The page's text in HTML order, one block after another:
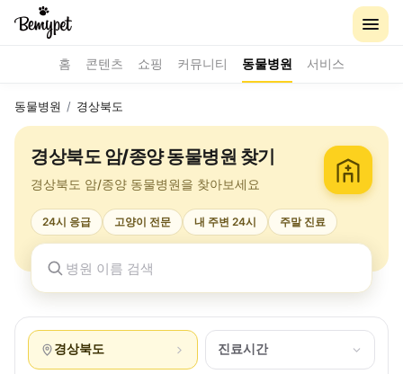
홈 콘텐츠 쇼핑 커뮤니티 동물병원 서비스
동물병원 / 경상북도
경상북도 암/종양 동물병원 찾기
경상북도 암/종양 동물병원을 찾아보세요
24시 응급 고양이 전문 내 주변 24시 주말 진료
경상북도 진료시간